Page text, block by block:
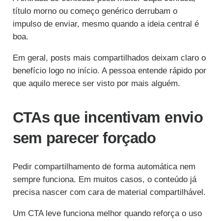
título morno ou começo genérico derrubam o
impulso de enviar, mesmo quando a ideia central é
boa.
Em geral, posts mais compartilhados deixam claro o
benefício logo no início. A pessoa entende rápido por
que aquilo merece ser visto por mais alguém.
CTAs que incentivam envio
sem parecer forçado
Pedir compartilhamento de forma automática nem
sempre funciona. Em muitos casos, o conteúdo já
precisa nascer com cara de material compartilhável.
Um CTA leve funciona melhor quando reforça o uso